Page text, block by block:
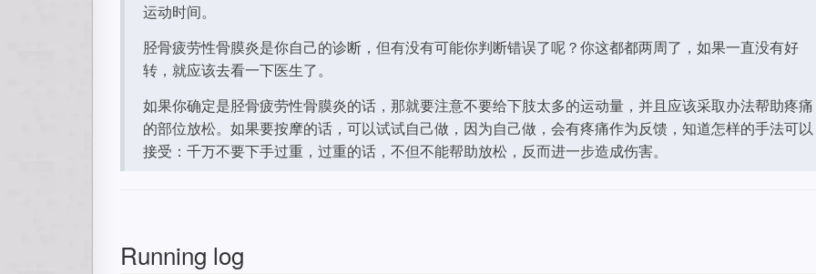
运动时间。
胫骨疲劳性骨膜炎是你自己的诊断，但有没有可能你判断错误了呢？你这都都两周了，如果一直没有好
转，就应该去看一下医生了。
如果你确定是胫骨疲劳性骨膜炎的话，那就要注意不要给下肢太多的运动量，并且应该采取办法帮助疼痛
的部位放松。如果要按摩的话，可以试试自己做，因为自己做，会有疼痛作为反馈，知道怎样的手法可以
接受：千万不要下手过重，过重的话，不但不能帮助放松，反而进一步造成伤害。
Running log